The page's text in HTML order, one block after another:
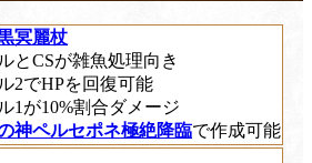
冥麗杖
とCSが雑魚処理向き
2でHPを回復可能
1が10%割合ダメージ
神ペルセポネ極絶降臨で作成可能